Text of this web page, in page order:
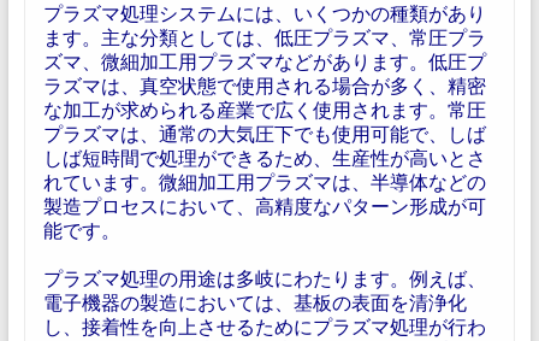
プラズマ処理システムには、いくつかの種類があり
ます。主な分類としては、低圧プラズマ、常圧プラ
ズマ、微細加工用プラズマなどがあります。低圧プ
ラズマは、真空状態で使用される場合が多く、精密
な加工が求められる産業で広く使用されます。常圧
プラズマは、通常の大気圧下でも使用可能で、しば
しば短時間で処理ができるため、生産性が高いとさ
れています。微細加工用プラズマは、半導体などの
製造プロセスにおいて、高精度なパターン形成が可
能です。
プラズマ処理の用途は多岐にわたります。例えば、
電子機器の製造においては、基板の表面を清浄化
し、接着性を向上させるためにプラズマ処理が行わ